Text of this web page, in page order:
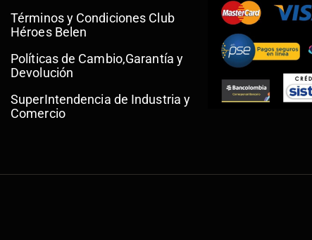
Términos y Condiciones Club
Héroes Belen
Políticas de Cambio,Garantía y
Devolución
SuperIntendencia de Industria y
Comercio